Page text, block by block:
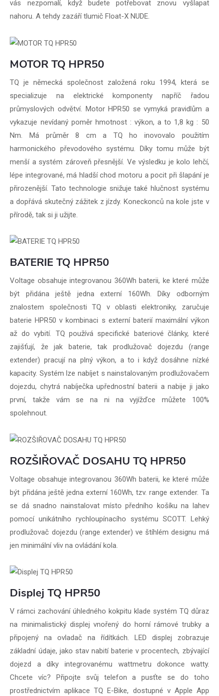
vás nezpomalí, když budete potřebovat znovu vyšlapat
nahoru. A tehdy zazáří tlumič Float-X NUDE.
MOTOR TQ HPR50
TQ je německá společnost založená roku 1994, která se
specializuje na elektrické komponenty napříč řadou
průmyslových odvětví. Motor HPR50 se vymyká pravidlům a
vykazuje nevídaný poměr hmotnost : výkon, a to 1,8 kg : 50
Nm. Má průměr 8 cm a TQ ho inovovalo použitím
harmonického převodového systému. Díky tomu může být
menší a systém zároveň přesnější. Ve výsledku je kolo lehčí,
lépe integrované, má hladší chod motoru a pocit při šlapání je
přirozenější. Tato technologie snižuje také hlučnost systému
a dopřává skutečný zážitek z jízdy. Koneckonců na kole jste v
přírodě, tak si ji užijte.
BATERIE TQ HPR50
Voltage obsahuje integrovanou 360Wh baterii, ke které může
být přidána ještě jedna externí 160Wh. Díky odborným
znalostem společnosti TQ v oblasti elektroniky, zaručuje
baterie HPR50 v kombinaci s externí baterií maximální výkon
až do vybití. TQ používá specifické bateriové články, které
zajišťují, že jak baterie, tak prodlužovač dojezdu (range
extender) pracují na plný výkon, a to i když dosáhne nízké
kapacity. Systém lze nabíjet s nainstalovaným prodlužovačem
dojezdu, chytrá nabíječka upřednostní baterii a nabije ji jako
první, takže vám se na ni na vyjížďce můžete 100%
spolehnout.
ROZŠIŘOVAČ DOSAHU TQ HPR50
Voltage obsahuje integrovanou 360Wh baterii, ke které může
být přidána ještě jedna externí 160Wh, tzv. range extender. Ta
se dá snadno nainstalovat místo předního košíku na lahev
pomocí unikátního rychloupínacího systému SCOTT. Lehký
prodlužovač dojezdu (range extender) ve štíhlém designu má
jen minimální vliv na ovládání kola.
Displej TQ HPR50
V rámci zachování úhledného kokpitu klade systém TQ důraz
na minimalistický displej vnořený do horní rámové trubky a
připojený na ovladač na řídítkách. LED displej zobrazuje
základní údaje, jako stav nabití baterie v procentech, zbývající
dojezd a díky integrovanému wattmetru dokonce watty.
Chcete víc? Připojte svůj telefon a pusťte se do toho
prostřednictvím aplikace TQ E-Bike, dostupné v Apple App